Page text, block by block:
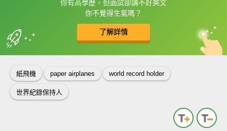
你有高學歷，但面試卻講不好英文
你不覺得生氣嗎？
了解詳情
框選或點兩下字幕可以直接查字典喔！
收錄佳句 中
英
紙飛機 paper airplanes world record holder
世界紀錄保持人